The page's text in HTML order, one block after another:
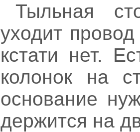
Тыльная
уходит
кстати нет.
колонок на
основание
держится на